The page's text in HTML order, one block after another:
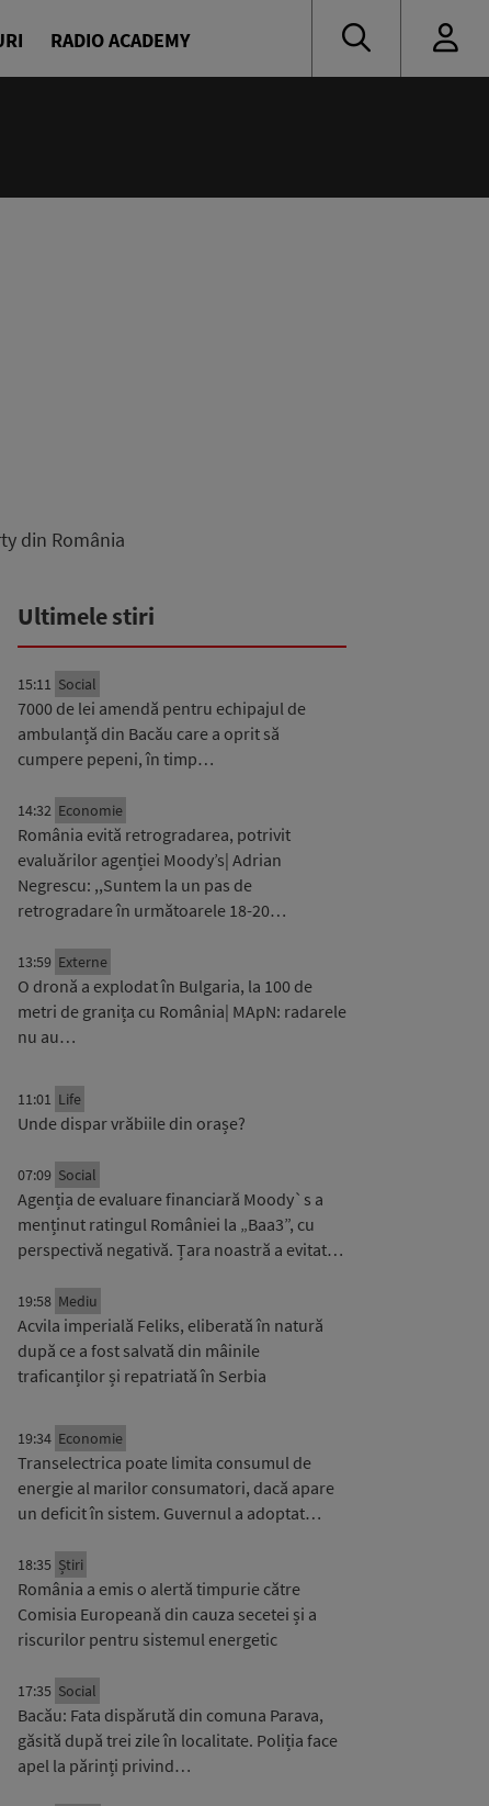
RADIO ACADEMY
din România
Ultimele stiri
15:11 Social
7000 de lei amendă pentru echipajul de
ambulanță din Bacău care a oprit să
cumpere pepeni, în timp…
14:32 Economie
România evită retrogradarea, potrivit
evaluărilor agenției Moody’s| Adrian
Negrescu: ,,Suntem la un pas de
retrogradare în următoarele 18-20…
13:59 Externe
O dronă a explodat în Bulgaria, la 100 de
metri de granița cu România| MApN: radarele
nu au…
11:01 Life
Unde dispar vrăbiile din orașe?
07:09 Social
Agenția de evaluare financiară Moody`s a
menținut ratingul României la „Baa3”, cu
perspectivă negativă. Țara noastră a evitat…
19:58 Mediu
Acvila imperială Feliks, eliberată în natură
după ce a fost salvată din mâinile
traficanților și repatriată în Serbia
19:34 Economie
Transelectrica poate limita consumul de
energie al marilor consumatori, dacă apare
un deficit în sistem. Guvernul a adoptat…
18:35 Știri
România a emis o alertă timpurie către
Comisia Europeană din cauza secetei și a
riscurilor pentru sistemul energetic
17:35 Social
Bacău: Fata dispărută din comuna Parava,
găsită după trei zile în localitate. Poliția face
apel la părinți privind…